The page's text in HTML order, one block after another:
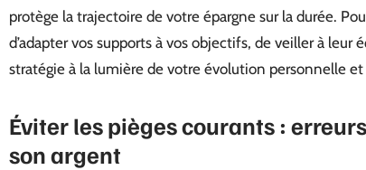
protège la trajectoire de votre épargne sur la durée.
d’adapter vos supports à vos objectifs, de veiller à
stratégie à la lumière de votre évolution personnelle
Éviter les pièges courants :
son argent